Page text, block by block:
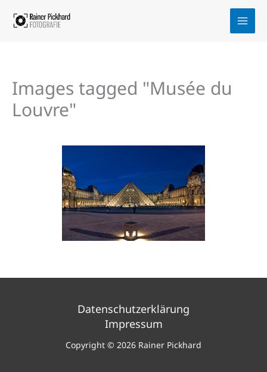
Inhalt
Images tagged "Musée du
Louvre"
Datenschutzerklärung
Impressum
Copyright © 2026 Rainer Pickhard